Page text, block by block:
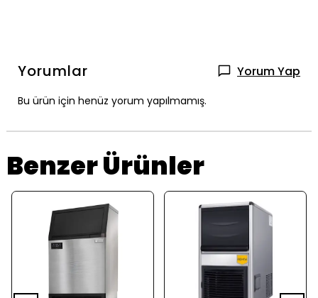
Yorumlar Yorum Yap
Bu ürün için henüz yorum yapılmamış.
Benzer Ürünler